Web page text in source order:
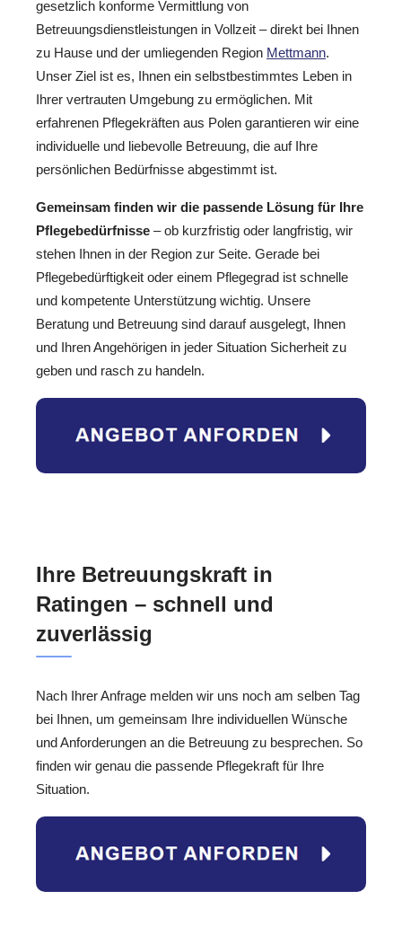
gesetzlich konforme Vermittlung von
Betreuungsdienstleistungen in Vollzeit – direkt bei Ihnen
zu Hause und der umliegenden Region Mettmann.
Unser Ziel ist es, Ihnen ein selbstbestimmtes Leben in
Ihrer vertrauten Umgebung zu ermöglichen. Mit
erfahrenen Pflegekräften aus Polen garantieren wir eine
individuelle und liebevolle Betreuung, die auf Ihre
persönlichen Bedürfnisse abgestimmt ist.
Gemeinsam finden wir die passende Lösung für Ihre
Pflegebedürfnisse – ob kurzfristig oder langfristig, wir
stehen Ihnen in der Region zur Seite. Gerade bei
Pflegebedürftigkeit oder einem Pflegegrad ist schnelle
und kompetente Unterstützung wichtig. Unsere
Beratung und Betreuung sind darauf ausgelegt, Ihnen
und Ihren Angehörigen in jeder Situation Sicherheit zu
geben und rasch zu handeln.
Ihre Betreuungskraft in
Ratingen – schnell und
zuverlässig
Nach Ihrer Anfrage melden wir uns noch am selben Tag
bei Ihnen, um gemeinsam Ihre individuellen Wünsche
und Anforderungen an die Betreuung zu besprechen. So
finden wir genau die passende Pflegekraft für Ihre
Situation.